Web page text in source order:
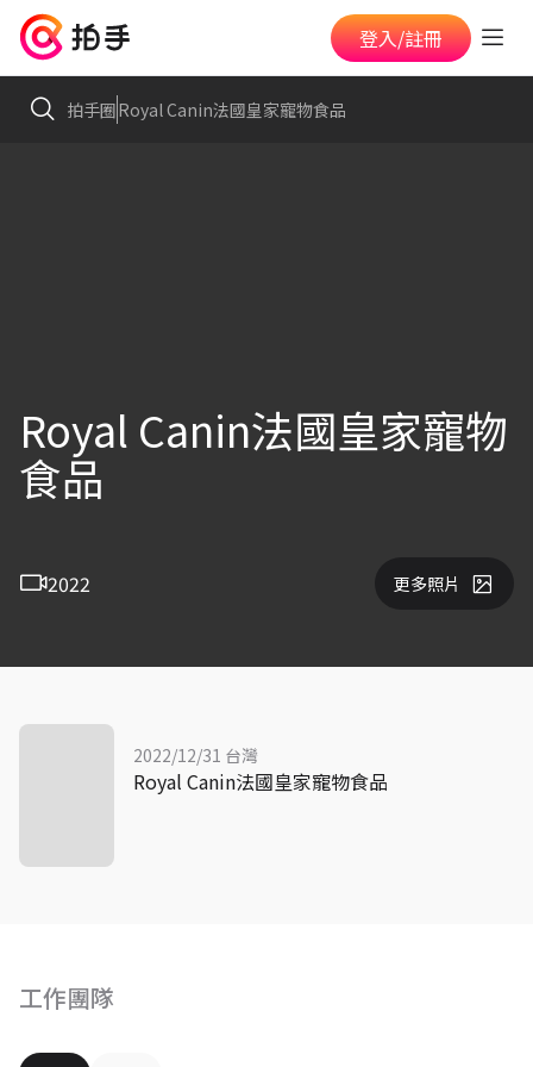
登入/註冊
拍手圈Royal Canin法國皇家寵物食品
Royal Canin法國皇家寵物
食品
2022 更多照片
工作團隊
2022/12/31 台灣
Royal Canin法國皇家寵物食品